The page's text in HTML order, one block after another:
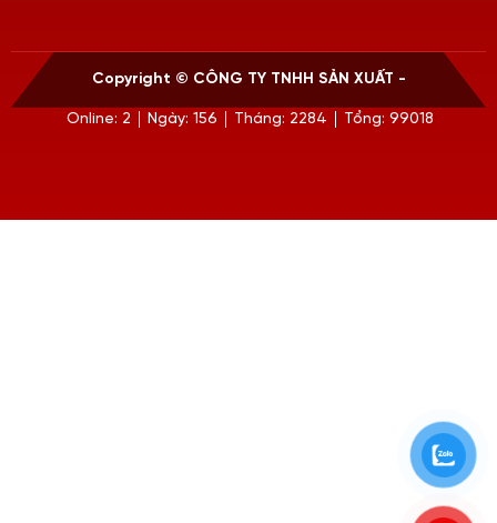
Copyright © CÔNG TY TNHH SẢN XUẤT -
Online: 2 Ngày: 156 Tháng: 2284 Tổng: 99018